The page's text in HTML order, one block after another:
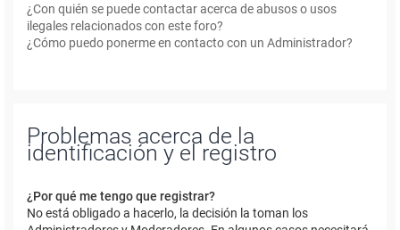
¿Con quién se puede contactar acerca de abusos o usos
ilegales relacionados con este foro?
¿Cómo puedo ponerme en contacto con un Administrador?
Problemas acerca de la
identificación y el registro
¿Por qué me tengo que registrar?
No está obligado a hacerlo, la decisión la toman los